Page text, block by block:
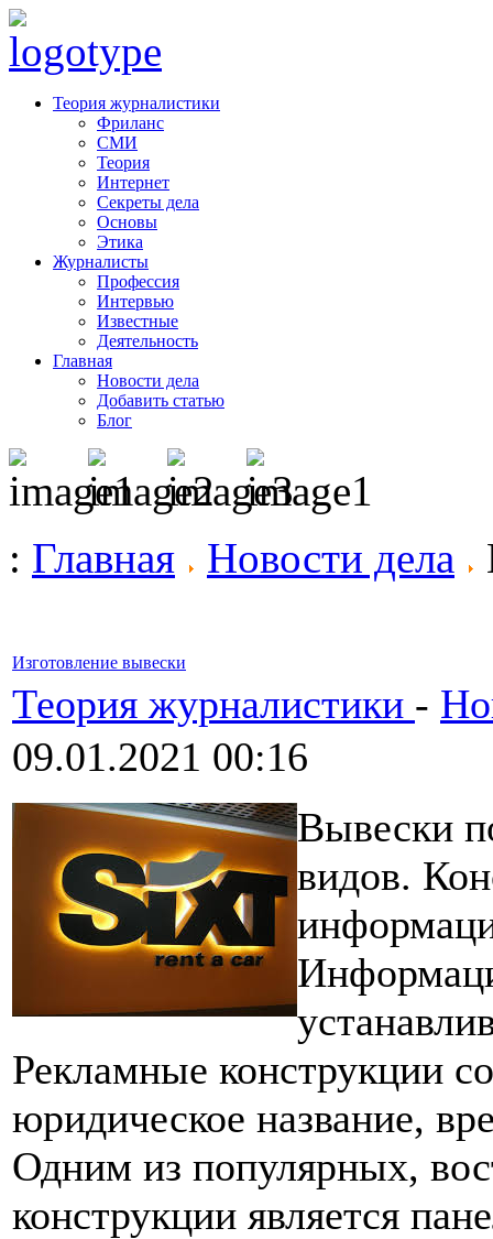
Теория журналистики
Фриланс
СМИ
Теория
Интернет
Секреты дела
Основы
Этика
Журналисты
Профессия
Интервью
Известные
Деятельность
Главная
Новости дела
Добавить статью
Блог
: Главная Новости дела
Изготовление вывески
Теория журналистики -
09.01.2021 00:16
Вывески
видов.
Рекламные конструкции
юридическое название,
Одним из популярных,
конструкции является